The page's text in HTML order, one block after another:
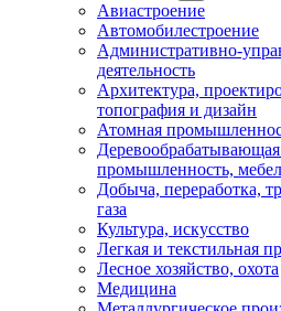
Авиастроение
Автомобилестроение
Административно-
деятельность
Архитектура,
топография и дизайн
Атомная
промышленность,
Добыча, переработка,
газа
Культура, искусство
Легкая и текстильная
Лесное хозяйство, охота
Медицина